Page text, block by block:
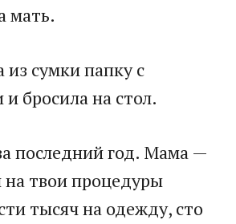
мать.
сумки папку с
бросила на стол.
последний год. Мама —
на твои процедуры
тысяч на одежду, сто